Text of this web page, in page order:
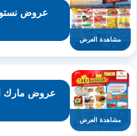
مشاهدة العرض
مشاهدة العرض